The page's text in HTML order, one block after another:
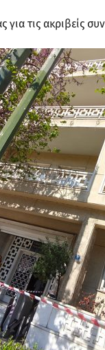
για τις ακριβείς